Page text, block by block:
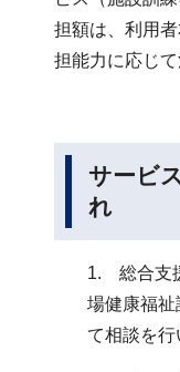
担額は、利用
担能力に応じて
サービ
れ
1. 総合支
場健康福
て相談を行